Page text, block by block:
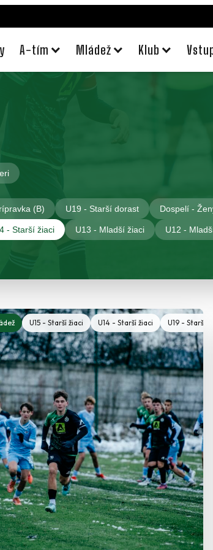
A-tím Mládež Klub
(B) U19 - Starší dorast Dospelí -
- Starší žiaci U13 - Mladší žiaci U12 -
U15 - Starší žiaci U14 - Starší žiaci U19 - Starší